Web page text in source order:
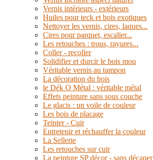
Vernis intérieurs - extérieurs
Huiles pour teck et bois exotiques
Nettoyer les vernis, cires, laques...
Cires pour parquet, escalier...
Les retouches : trous, rayures...
Coller - recoller
Solidifier et durcir le bois mou
Véritable vernis au tampon
La décoration du bois
le Dék O Métal : véritable métal
Effets peinture sans sous couche
Le glacis : un voile de couleur
Les bois de placage
Teinter - Cuir
Entretenir et réchauffer la couleur
La Sellerie
Les retouches sur cuir
La peinture SP décor - sans décaper